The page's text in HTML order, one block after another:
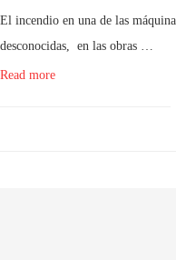
El incendio en una de las
desconocidas, en las obras …
Read more